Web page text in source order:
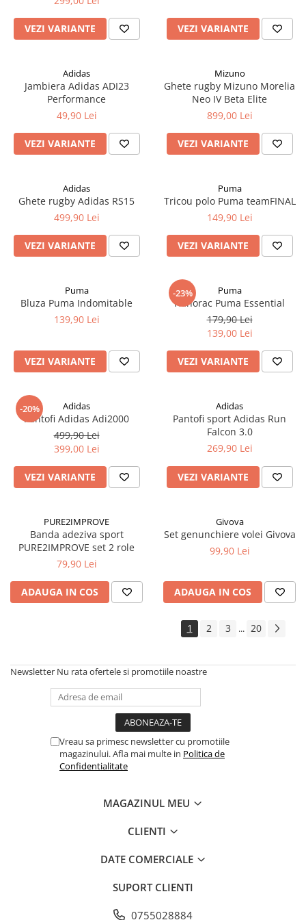
VEZI VARIANTE VEZI VARIANTE
Adidas
Jambiera Adidas ADI23
Performance
49,90 Lei
VEZI VARIANTE
Mizuno
Ghete rugby Mizuno Morelia
Neo IV Beta Elite
899,00 Lei
VEZI VARIANTE
Adidas
Ghete rugby Adidas RS15
499,90 Lei
VEZI VARIANTE
Puma
Tricou polo Puma teamFINAL
149,90 Lei
VEZI VARIANTE
Puma
Bluza Puma Indomitable
139,90 Lei
VEZI VARIANTE
-23% Puma
Hanorac Puma Essential
179,90 Lei
139,00 Lei
VEZI VARIANTE
-20% Adidas
Pantofi Adidas Adi2000
499,90 Lei
399,00 Lei
VEZI VARIANTE
Adidas
Pantofi sport Adidas Run
Falcon 3.0
269,90 Lei
VEZI VARIANTE
PURE2IMPROVE
Banda adeziva sport
PURE2IMPROVE set 2 role
79,90 Lei
ADAUGA IN COS
Givova
Set genunchiere volei Givova
99,90 Lei
ADAUGA IN COS
1 2 3 ... 20
Newsletter Nu rata ofertele si promotiile noastre
Vreau sa primesc newsletter cu promotiile
magazinului. Afla mai multe in Politica de
Confidentialitate
MAGAZINUL MEU
CLIENTI
DATE COMERCIALE
SUPORT CLIENTI
0755028884